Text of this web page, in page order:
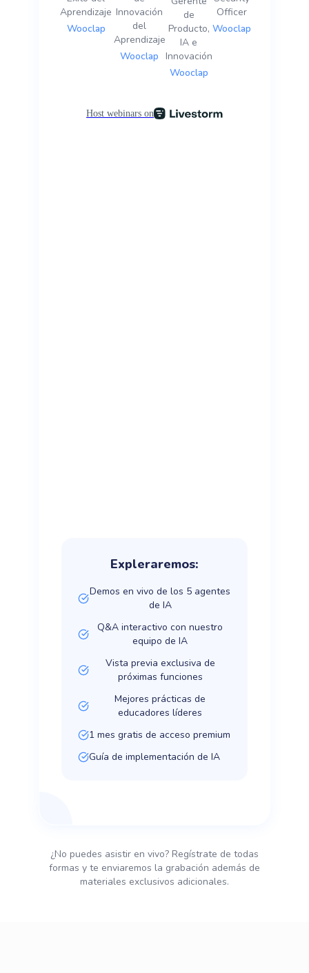
Aprendizaje
Wooclap
Innovación
del
Aprendizaje
Wooclap
de
Producto,
IA e
Innovación
Wooclap
Officer
Wooclap
Expleraremos:
Demos en vivo de los 5 agentes
de IA
Q&A interactivo con nuestro
equipo de IA
Vista previa exclusiva de
próximas funciones
Mejores prácticas de
educadores líderes
1 mes gratis de acceso premium
Guía de implementación de IA
¿No puedes asistir en vivo? Regístrate de todas
formas y te enviaremos la grabación además de
materiales exclusivos adicionales.